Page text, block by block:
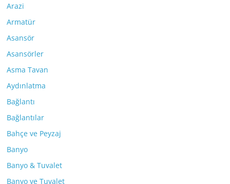
Arazi
Armatür
Asansör
Asansörler
Asma Tavan
Aydınlatma
Bağlantı
Bağlantılar
Bahçe ve Peyzaj
Banyo
Banyo & Tuvalet
Banyo ve Tuvalet